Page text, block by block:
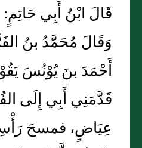
قَالَ ابْنُ أَبِي
وَقَالَ مُحَمَّدُ بنُ
أَحْمَدَ بنَ يُوْنُسَ
قَدَّمَنِي أَبِي إِلَى
عِيَاضٍ، فمسحَ